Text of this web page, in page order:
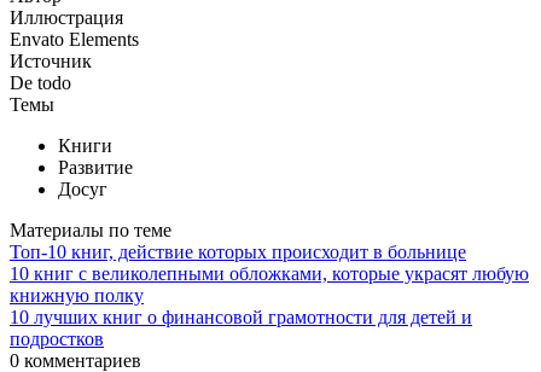
Иллюстрация
Envato Elements
Источник
De todo
Темы
Книги
Развитие
Досуг
Материалы по теме
Топ-10 книг, действие которых происходит в больнице
10 книг с великолепными обложками, которые украсят любую
книжную полку
10 лучших книг о финансовой грамотности для детей и
подростков
0 комментариев